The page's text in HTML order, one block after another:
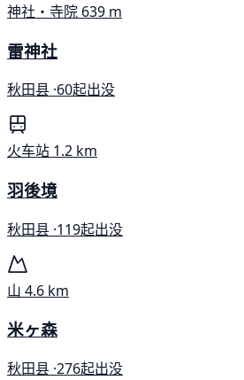
神社・寺院 639 m
雷神社
秋田县 ·60起出没
火车站 1.2 km
羽後境
秋田县 ·119起出没
山 4.6 km
米ヶ森
秋田县 ·276起出没